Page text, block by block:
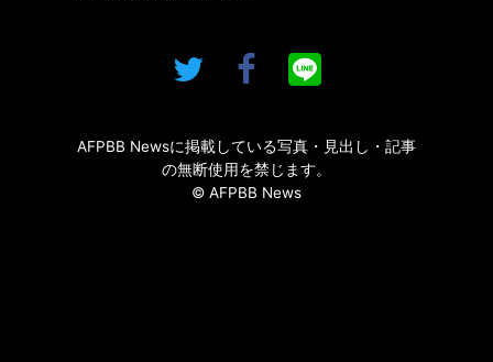
AFPBB Newsに掲載している写真・見出し・記事
の無断使用を禁じます。
© AFPBB News